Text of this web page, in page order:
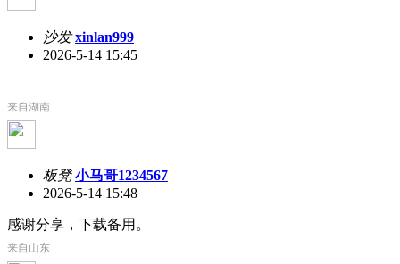
沙发 xinlan999
2026-5-14 15:45
来自湖南
板凳 小马哥1234567
2026-5-14 15:48
感谢分享，下载备用。
来自山东